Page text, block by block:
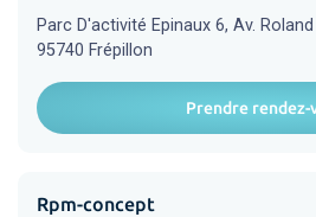
Parc D'activité Epinaux 6, Av.
95740 Frépillon
Prendre rendez-
Rpm-concept